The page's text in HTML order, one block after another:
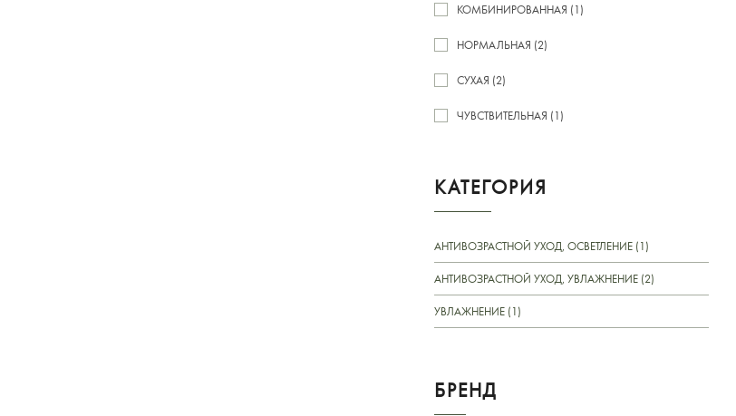
КОМБИНИРОВАННАЯ (1)
НОРМАЛЬНАЯ (2)
СУХАЯ (2)
ЧУВСТВИТЕЛЬНАЯ (1)
КАТЕГОРИЯ
АНТИВОЗРАСТНОЙ УХОД, ОСВЕТЛЕНИЕ (1)
АНТИВОЗРАСТНОЙ УХОД, УВЛАЖНЕНИЕ (2)
УВЛАЖНЕНИЕ (1)
БРЕНД